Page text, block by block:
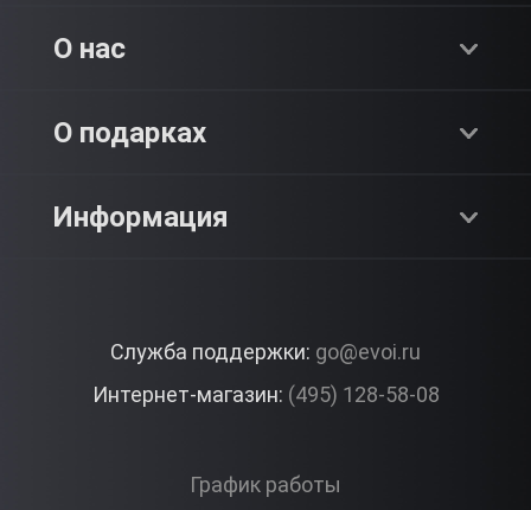
Premium
О нас
О компании
Контакты
О подарках
Как это работает?
Вопросы и ответы
Информация
Корпоративные подарки
Служба поддержки: go@evoi.ru
Интернет-магазин: (495) 128-58-08
График работы